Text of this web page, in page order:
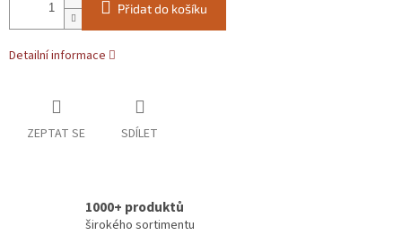
Přidat do košíku
Detailní informace
ZEPTAT SE SDÍLET
1000+ produktů
širokého sortimentu